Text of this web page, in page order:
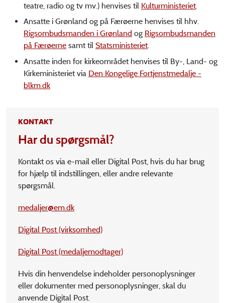
teatre, radio og tv mv.) henvises til Kulturministeriet.
Ansatte i Grønland og på Færøerne henvises til hhv.
Rigsombudsmanden i Grønland og Rigsombudsmanden
på Færøerne samt til Statsministeriet.
Ansatte inden for kirkeområdet henvises til By-, Land- og
Kirkeministeriet via Den Kongelige Fortjenstmedalje -
blkm.dk
KONTAKT
Har du spørgsmål?
Kontakt os via e-mail eller Digital Post, hvis du har brug
for hjælp til indstillingen, eller andre relevante
spørgsmål.
medaljer@em.dk
Digital Post (virksomhed)
Digital Post (medaljemodtager)
Hvis din henvendelse indeholder personoplysninger
eller dokumenter med personoplysninger, skal du
anvende Digital Post.